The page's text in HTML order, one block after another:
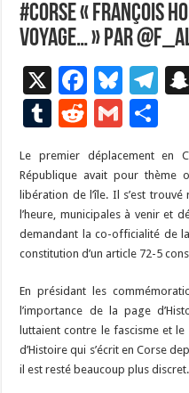
#Corse « François
voyage… » Par
X
F
ac
e
b
o
o
k
Bl
u
es
ky
T
gr
a
m
T
m
bl
r
R
d
di
t
G
ai
l
ta
g
er
Le premier déplacement en
République avait pour thème
libération de l’île. Il s’est
l’heure, municipales à venir et
demandant la co-officialité de
constitution d’un article 72-5
En présidant les
l’importance de la page
luttaient contre le fascisme et
d’Histoire qui s’écrit en Corse
il est resté beaucoup plus discret.